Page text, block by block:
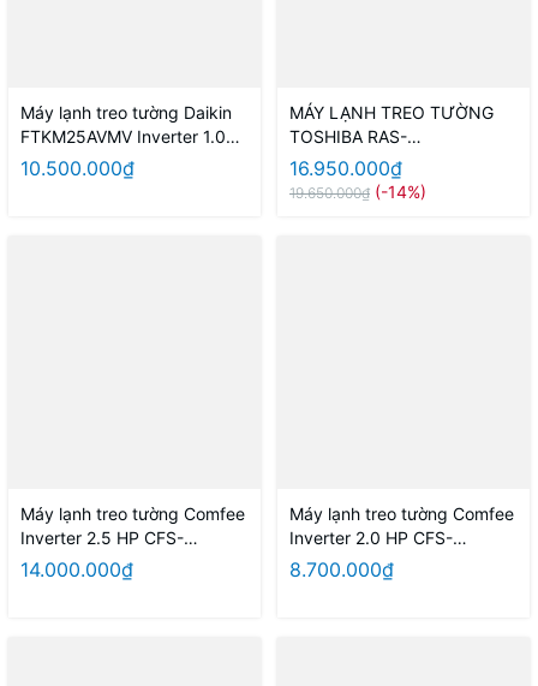
Máy lạnh treo tường Daikin
FTKM25AVMV Inverter 1.0HP
Model 2026
10.500.000₫
MÁY LẠNH TREO TƯỜNG
TOSHIBA RAS-
H13T4KCVRG-V
16.950.000₫
19.650.000₫ (-14%)
Máy lạnh treo tường Comfee
Inverter 2.5 HP CFS-
25VAF/25VAFC
14.000.000₫
Máy lạnh treo tường Comfee
Inverter 2.0 HP CFS-
18VAF/18VAFC
8.700.000₫